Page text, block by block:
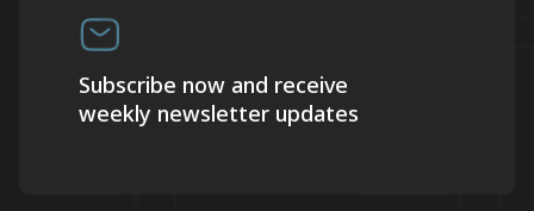
Subscribe now and receive
weekly newsletter updates